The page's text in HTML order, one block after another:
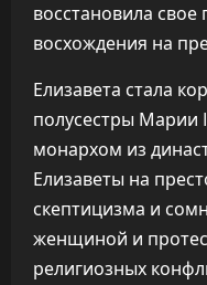
восстановила
восхождения на
Елизавета стала
полусестры Марии
монархом из
Елизаветы на
скептицизма и
женщиной и
религиозных